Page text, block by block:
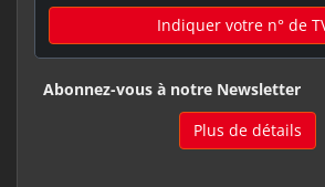
Indiquer votre n° de
Abonnez-vous à notre Newsletter
Plus de détails